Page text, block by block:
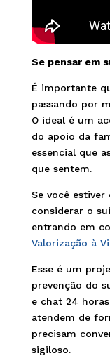
Se pensar em
É importante
passando por
O ideal é um
do apoio da
essencial que
que sentem.
Se você
considerar o
entrando em
Valorização à
Esse é um
prevenção do
e chat 24
atendem de
precisam
sigiloso.